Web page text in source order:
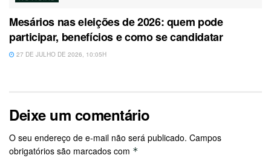
Mesários nas eleições de 2026: quem pode
participar, benefícios e como se candidatar
27 DE JULHO DE 2026, 10:05H
Deixe um comentário
O seu endereço de e-mail não será publicado. Campos
obrigatórios são marcados com *